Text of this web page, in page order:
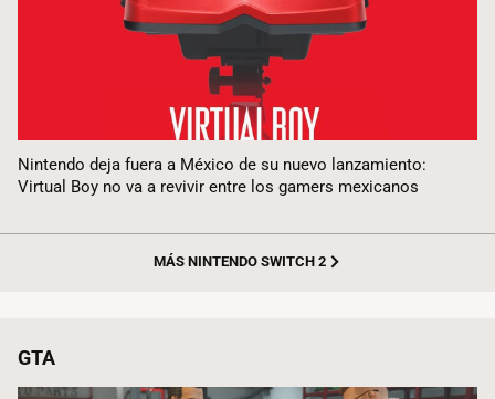
Nintendo deja fuera a México de su nuevo lanzamiento:
Virtual Boy no va a revivir entre los gamers mexicanos
MÁS NINTENDO SWITCH 2
GTA